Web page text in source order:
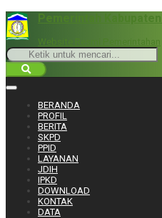
Pemerintah Kabupaten
Website Resmi Pemerintahan
BERANDA
PROFIL
BERITA
SKPD
PPID
LAYANAN
JDIH
IPKD
DOWNLOAD
KONTAK
DATA